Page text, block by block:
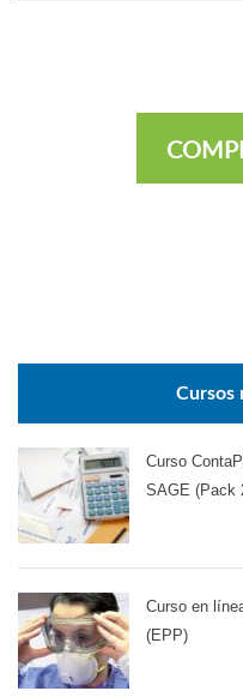
Cursos
Curso
SAGE (Pack
Curso en
(EPP)